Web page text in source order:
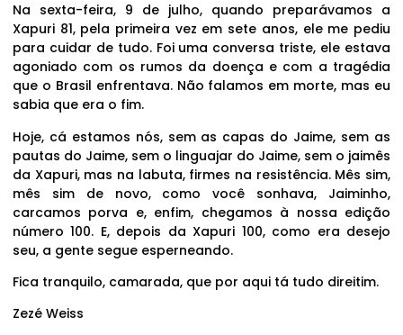
Na sexta-feira, 9 de julho, quando preparávamos a
Xapuri 81, pela primeira vez em sete anos, ele me pediu
para cuidar de tudo. Foi uma conversa triste, ele estava
agoniado com os rumos da doença e com a tragédia
que o Brasil enfrentava. Não falamos em morte, mas eu
sabia que era o fim.
Hoje, cá estamos nós, sem as capas do Jaime, sem as
pautas do Jaime, sem o linguajar do Jaime, sem o jaimês
da Xapuri, mas na labuta, firmes na resistência. Mês sim,
mês sim de novo, como você sonhava, Jaiminho,
carcamos porva e, enfim, chegamos à nossa edição
número 100. E, depois da Xapuri 100, como era desejo
seu, a gente segue esperneando.
Fica tranquilo, camarada, que por aqui tá tudo direitim.
Zezé Weiss